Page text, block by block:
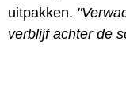
uitpakken.
verblijf achter de